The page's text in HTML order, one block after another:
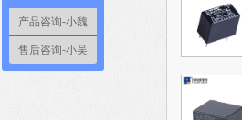
产品咨询-小魏
售后咨询-小吴